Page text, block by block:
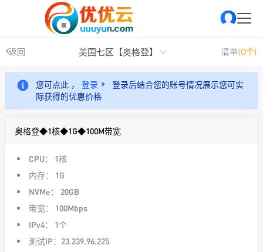
返回 美国七区【奥格登】 清单(0个)
您可点此 ， 登录
登录后结合您的账号情况展示您可实
际获得的优惠价格
奥格登◆1核◆1G◆100M带宽
CPU： 1核
内存： 1G
NVMe： 20GB
带宽： 100Mbps
IPv4： 1个
测试IP：23.239.96.225